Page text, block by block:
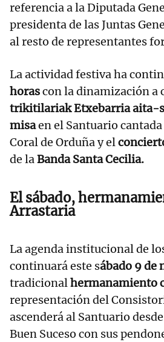
referencia a la Diputada
presidenta de las Juntas
al resto de representantes
La actividad festiva ha
horascon la dinamización a
trikitilariak Etxebarria aita-
misaen el Santuario
Coral de Orduña y el
de laBanda Santa Cecilia.
El sábado,
Arrastaria
La agenda institucional de
continuará este sábado 9 de
tradicionalhermanamiento
representación del
ascenderá al Santuario
Buen Suceso con sus